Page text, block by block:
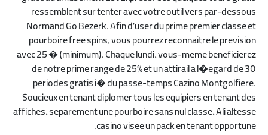
ressemblent sur tenter avec votre outil vers par-dessous
Normand Go Bezerk. Afin d’user du prime premier classe et
pourboire free spins, vous pourrez reconnaitre le prevision
avec 25 � (minimum). Chaque lundi, vous-meme beneficierez
de notre prime range de 25% et un attirail a l�egard de 30
periodes gratis i� du passe-temps Cazino Montgolfiere.
Soucieux en tenant diplomer tous les equipiers en tenant des
affiches, separement une pourboire sans nul classe, Ali altesse
casino visee un pack en tenant opportune.